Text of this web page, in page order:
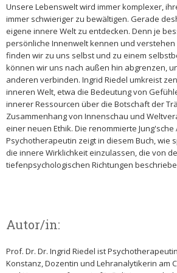
Unsere Lebenswelt wird immer komplexer,
immer schwieriger zu bewältigen. Gerade
eigene innere Welt zu entdecken. Denn je
persönliche Innenwelt kennen und
finden wir zu uns selbst und zu einem
können wir uns nach außen hin abgrenzen,
anderen verbinden. Ingrid Riedel umkreist
inneren Welt, etwa die Bedeutung von
innerer Ressourcen über die Botschaft der
Zusammenhang von Innenschau und
einer neuen Ethik. Die renommierte
Psychotherapeutin zeigt in diesem Buch, wie
die innere Wirklichkeit einzulassen, die von
tiefenpsychologischen Richtungen
Autor/in:
Prof. Dr. Dr. Ingrid Riedel ist
Konstanz, Dozentin und Lehranalytikerin am